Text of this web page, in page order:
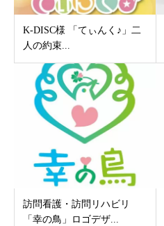
K-DISC様 「てぃんく♪」二
人の約束...
訪問看護・訪問リハビリ
「幸の鳥」ロゴデザ...